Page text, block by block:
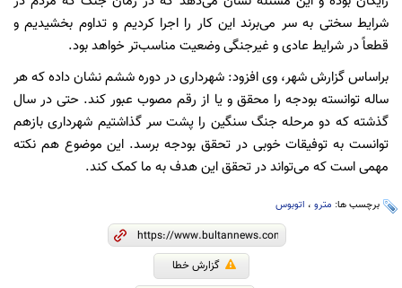
شرایط سختی به سر می‌برند این کار را اجرا کردیم و تداوم بخشیدیم و
قطعاً در شرایط عادی و غیرجنگی وضعیت مناسب‌تر خواهد بود.
براساس گزارش شهر، وی افزود: شهرداری در دوره ششم نشان داده که هر
ساله توانسته بودجه را محقق و یا از رقم مصوب عبور کند. حتی در سال
گذشته که دو مرحله جنگ سنگین را پشت سر گذاشتیم شهرداری بازهم
توانست به توفیقات خوبی در تحقق بودجه برسد. این موضوع هم نکته
مهمی است که می‌تواند در تحقق این هدف به ما کمک کند.
برچسب ها: مترو ، اتوبوس
گزارش خطا